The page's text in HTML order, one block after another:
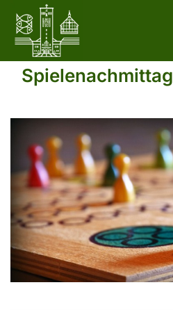
Spielenachmittag